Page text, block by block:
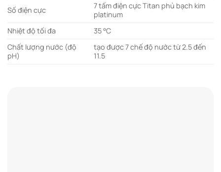
Số điện cực
7 tấm điện cực Titan phủ bạch kim
platinum
Nhiệt độ tối đa
35 °C
Chất lượng nước (độ
pH)
tạo được 7 chế độ nước từ 2.5 đến
11.5